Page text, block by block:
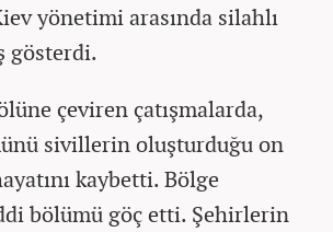
yönetimi arasında silahlı
gösterdi.
çeviren çatışmalarda,
sivillerin oluşturduğu on
kaybetti. Bölge
bölümü göç etti. Şehirlerin